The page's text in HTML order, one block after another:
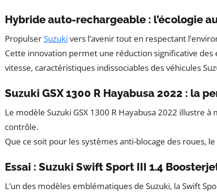
Hybride auto-rechargeable : l’écologie
PropulserSuzuki vers l’avenir tout en respectant
Cette innovation permet une réduction significative
vitesse, caractéristiques indissociables des véhicules
Suzuki GSX 1300 R Hayabusa 2022 : la
Le modèle Suzuki GSX 1300 R Hayabusa 2022 illustre
contrôle.
Que ce soit pour les systèmes anti-blocage des roues,
Essai : Suzuki Swift Sport III 1.4
L’un des modèles emblématiques de Suzuki, la Swift